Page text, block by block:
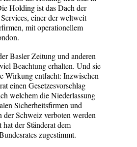
Holding ist das Dach der
einer der weltweit
mit operationellem
Basler Zeitung und anderen
Beachtung erhalten. Und sie
Wirkung entfacht: Inzwischen
einen Gesetzesvorschlag
welchem die Niederlassung
Sicherheitsfirmen und
der Schweiz verboten werden
hat der Ständerat dem
zugestimmt.